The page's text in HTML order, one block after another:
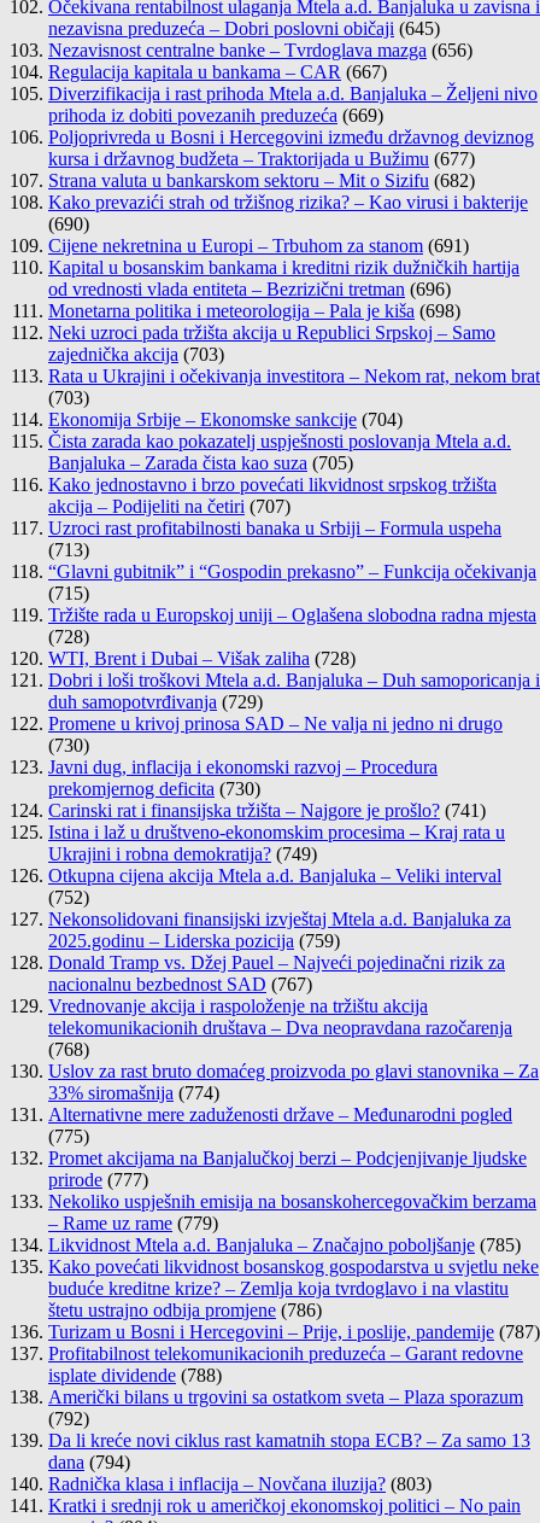
Očekivana rentabilnost ulaganja Mtela a.d. Banjaluka u zavisna i
nezavisna preduzeća – Dobri poslovni običaji (645)
Nezavisnost centralne banke – Tvrdoglava mazga (656)
Regulacija kapitala u bankama – CAR (667)
Diverzifikacija i rast prihoda Mtela a.d. Banjaluka – Željeni nivo
prihoda iz dobiti povezanih preduzeća (669)
Poljoprivreda u Bosni i Hercegovini između državnog deviznog
kursa i državnog budžeta – Traktorijada u Bužimu (677)
Strana valuta u bankarskom sektoru – Mit o Sizifu (682)
Kako prevazići strah od tržišnog rizika? – Kao virusi i bakterije
(690)
Cijene nekretnina u Europi – Trbuhom za stanom (691)
Kapital u bosanskim bankama i kreditni rizik dužničkih hartija
od vrednosti vlada entiteta – Bezrizični tretman (696)
Monetarna politika i meteorologija – Pala je kiša (698)
Neki uzroci pada tržišta akcija u Republici Srpskoj – Samo
zajednička akcija (703)
Rata u Ukrajini i očekivanja investitora – Nekom rat, nekom brat
(703)
Ekonomija Srbije – Ekonomske sankcije (704)
Čista zarada kao pokazatelj uspješnosti poslovanja Mtela a.d.
Banjaluka – Zarada čista kao suza (705)
Kako jednostavno i brzo povećati likvidnost srpskog tržišta
akcija – Podijeliti na četiri (707)
Uzroci rast profitabilnosti banaka u Srbiji – Formula uspeha
(713)
“Glavni gubitnik” i “Gospodin prekasno” – Funkcija očekivanja
(715)
Tržište rada u Europskoj uniji – Oglašena slobodna radna mjesta
(728)
WTI, Brent i Dubai – Višak zaliha (728)
Dobri i loši troškovi Mtela a.d. Banjaluka – Duh samoporicanja i
duh samopotvrđivanja (729)
Promene u krivoj prinosa SAD – Ne valja ni jedno ni drugo
(730)
Javni dug, inflacija i ekonomski razvoj – Procedura
prekomjernog deficita (730)
Carinski rat i finansijska tržišta – Najgore je prošlo? (741)
Istina i laž u društveno-ekonomskim procesima – Kraj rata u
Ukrajini i robna demokratija? (749)
Otkupna cijena akcija Mtela a.d. Banjaluka – Veliki interval
(752)
Nekonsolidovani finansijski izvještaj Mtela a.d. Banjaluka za
2025.godinu – Liderska pozicija (759)
Donald Tramp vs. Džej Pauel – Najveći pojedinačni rizik za
nacionalnu bezbednost SAD (767)
Vrednovanje akcija i raspoloženje na tržištu akcija
telekomunikacionih društava – Dva neopravdana razočarenja
(768)
Uslov za rast bruto domaćeg proizvoda po glavi stanovnika – Za
33% siromašnija (774)
Alternativne mere zaduženosti države – Međunarodni pogled
(775)
Promet akcijama na Banjalučkoj berzi – Podcjenjivanje ljudske
prirode (777)
Nekoliko uspješnih emisija na bosanskohercegovačkim berzama
– Rame uz rame (779)
Likvidnost Mtela a.d. Banjaluka – Značajno poboljšanje (785)
Kako povećati likvidnost bosanskog gospodarstva u svjetlu neke
buduće kreditne krize? – Zemlja koja tvrdoglavo i na vlastitu
štetu ustrajno odbija promjene (786)
Turizam u Bosni i Hercegovini – Prije, i poslije, pandemije (787)
Profitabilnost telekomunikacionih preduzeća – Garant redovne
isplate dividende (788)
Američki bilans u trgovini sa ostatkom sveta – Plaza sporazum
(792)
Da li kreće novi ciklus rast kamatnih stopa ECB? – Za samo 13
dana (794)
Radnička klasa i inflacija – Novčana iluzija? (803)
Kratki i srednji rok u američkoj ekonomskoj politici – No pain